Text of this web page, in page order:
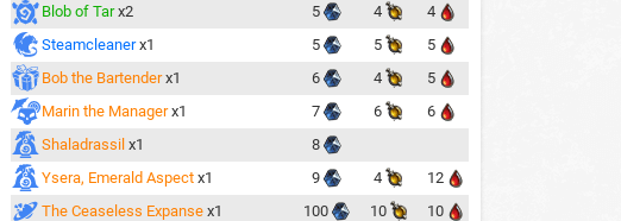
Blob of Tar x2 5 4
4
Steamcleaner x1 5 5
5
Bob the Bartender x1 6 4
5
Marin the Manager x1 7 6
6
Shaladrassil x1
8
Ysera, Emerald Aspect x1 9 4
12
The Ceaseless Expanse x1 100 10 10